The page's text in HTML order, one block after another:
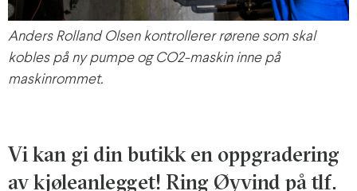
Anders Rolland Olsen kontrollerer rørene som skal
kobles på ny pumpe og CO2-maskin inne på
maskinrommet.
Vi kan gi din butikk en oppgradering
av kjøleanlegget! Ring Øyvind på tlf.